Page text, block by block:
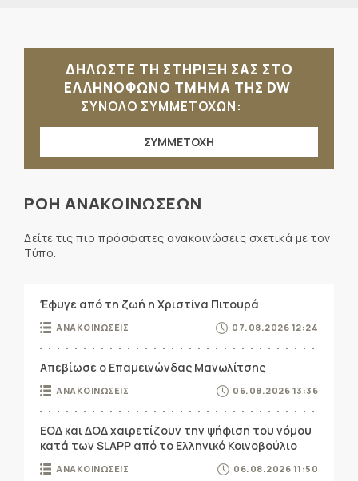
ΔΗΛΩΣΤΕ ΤΗ ΣΤΗΡΙΞΗ ΣΑΣ ΣΤΟ
ΕΛΛΗΝΟΦΩΝΟ ΤΜΗΜΑ ΤΗΣ DW
ΣΥΝΟΛΟ ΣΥΜΜΕΤΟΧΩΝ:
ΣΥΜΜΕΤΟΧΗ
ΡΟΗ ΑΝΑΚΟΙΝΩΣΕΩΝ
Δείτε τις πιο πρόσφατες ανακοινώσεις σχετικά με τον
Τύπο.
Έφυγε από τη ζωή η Χριστίνα Πιτουρά
ΑΝΑΚΟΙΝΩΣΕΙΣ 07.08.2026 12:24
Απεβίωσε ο Επαμεινώνδας Μανωλίτσης
ΑΝΑΚΟΙΝΩΣΕΙΣ 06.08.2026 13:36
ΕΟΔ και ΔΟΔ χαιρετίζουν την ψήφιση του νόμου
κατά των SLAPP από το Ελληνικό Κοινοβούλιο
ΑΝΑΚΟΙΝΩΣΕΙΣ 06.08.2026 11:50